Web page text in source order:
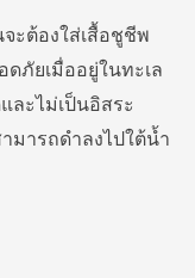
ะต้องใส่เสื้อชูชีพ
ภัยเมื่ออยู่ในทะเล
ละไม่เป็นอิสระ
มารถดำลงไปใต้น้ำ